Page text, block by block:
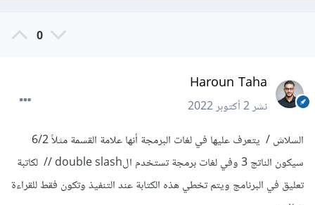
0
Haroun Taha
نشر2 أكتوبر 2022
السلاش / يتعرف عليها في لغات البرمجة أنها علامة القسمة مثلاً 6/2
سيكون الناتج 3 وفي لغات برمجة تستخدم الdouble slash // لكاتبة
تعليق في البرنامج ويتم تخطي هذه الكتابة عند التنفيذ وتكون فقط للقراءة